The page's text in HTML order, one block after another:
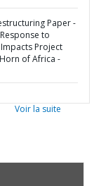
Paper -
to
Project
of Africa -
Voir la suite